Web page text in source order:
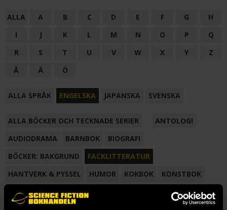
ALLA A B C D E F G
H
I
J K L M N O P
Q
R
S T U V W X Y
Z
Å
Ä Ö
ALLA SPRÅK ENGELSKA JAPANSKA SVENSKA
ALLA BÖCKER OCH TECKNADE SERIER
ANTOLOGI
AUDIODRAMA
BARNBOK
BIOGRAFI
BÖCKER: BAKGRUND
FACKLITTERATUR
HANTVERK & PYSSEL
HUMOR KOKBOK
KONSTBOK
KORTROMAN
LÄROBOK
NOVELL